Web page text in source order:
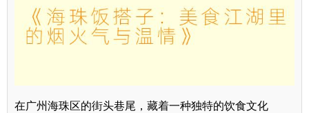
在广州海珠区的街头巷尾，藏着一种独特的饮食文化